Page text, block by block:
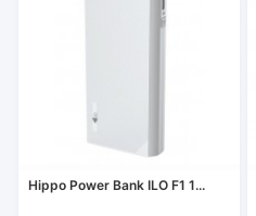
Hippo Power Bank ILO F1 1...